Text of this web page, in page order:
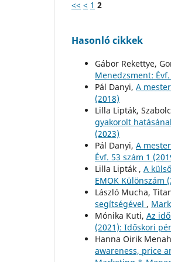
<< < 1 2
Hasonló cikkek
Gábor Rekettye,
Menedzsment:
Pál Danyi, A
(2018)
Lilla Lipták,
gyakorolt
(2023)
Pál Danyi, A
Évf. 53 szám 1
Lilla Lipták , A
EMOK Különszám
László Mucha,
segítségével ,
Mónika Kuti, Az
(2021): Időskori
Hanna Oirik
awareness, price